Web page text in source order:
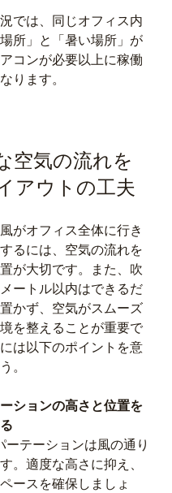
では、同じオフィス内
所」と「暑い場所」が
コンが必要以上に稼働
ります。
空気の流れを
アウトの工夫
がオフィス全体に行き
るには、空気の流れを
が大切です。また、吹
ートル以内はできるだ
かず、空気がスムーズ
を整えることが重要で
は以下のポイントを意
。
ションの高さと位置を
。適度な高さに抑え、
ースを確保しましょ